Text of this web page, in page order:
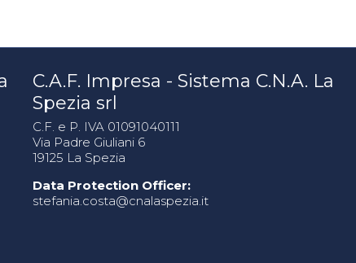
C.A.F. Impresa - Sistema C.N.A. La
Spezia srl
C.F. e P. IVA 01091040111
Via Padre Giuliani 6
19125 La Spezia
Data Protection Officer:
stefania.costa@cnalaspezia.it